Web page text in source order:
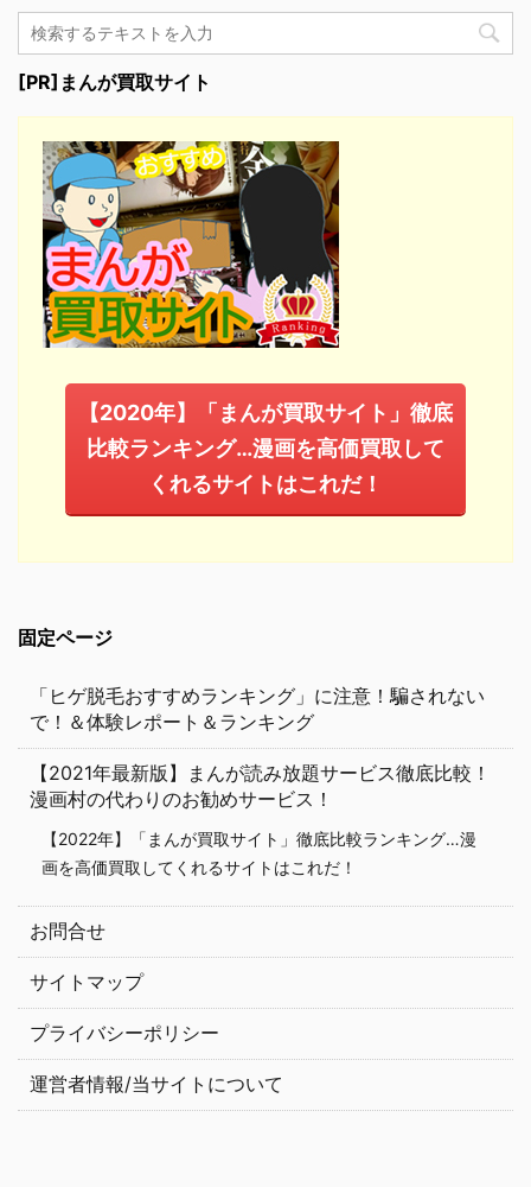
[PR]まんが買取サイト
【2020年】「まんが買取サイト」徹底
比較ランキング…漫画を高価買取して
くれるサイトはこれだ！
固定ページ
「ヒゲ脱毛おすすめランキング」に注意！騙されない
で！＆体験レポート＆ランキング
【2021年最新版】まんが読み放題サービス徹底比較！
漫画村の代わりのお勧めサービス！
【2022年】「まんが買取サイト」徹底比較ランキング…漫
画を高価買取してくれるサイトはこれだ！
お問合せ
サイトマップ
プライバシーポリシー
運営者情報/当サイトについて